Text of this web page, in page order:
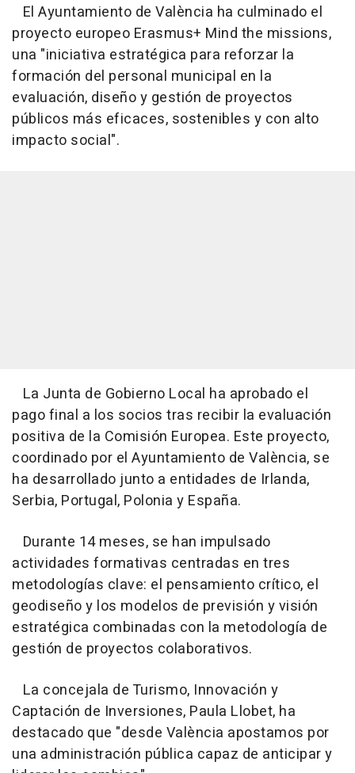
El Ayuntamiento de València ha culminado el
proyecto europeo Erasmus+ Mind the missions,
una "iniciativa estratégica para reforzar la
formación del personal municipal en la
evaluación, diseño y gestión de proyectos
públicos más eficaces, sostenibles y con alto
impacto social".
La Junta de Gobierno Local ha aprobado el
pago final a los socios tras recibir la evaluación
positiva de la Comisión Europea. Este proyecto,
coordinado por el Ayuntamiento de València, se
ha desarrollado junto a entidades de Irlanda,
Serbia, Portugal, Polonia y España.
Durante 14 meses, se han impulsado
actividades formativas centradas en tres
metodologías clave: el pensamiento crítico, el
geodiseño y los modelos de previsión y visión
estratégica combinadas con la metodología de
gestión de proyectos colaborativos.
La concejala de Turismo, Innovación y
Captación de Inversiones, Paula Llobet, ha
destacado que "desde València apostamos por
una administración pública capaz de anticipar y